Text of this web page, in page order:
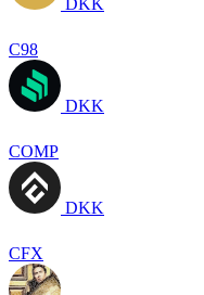
C98
DKK
COMP
DKK
CFX